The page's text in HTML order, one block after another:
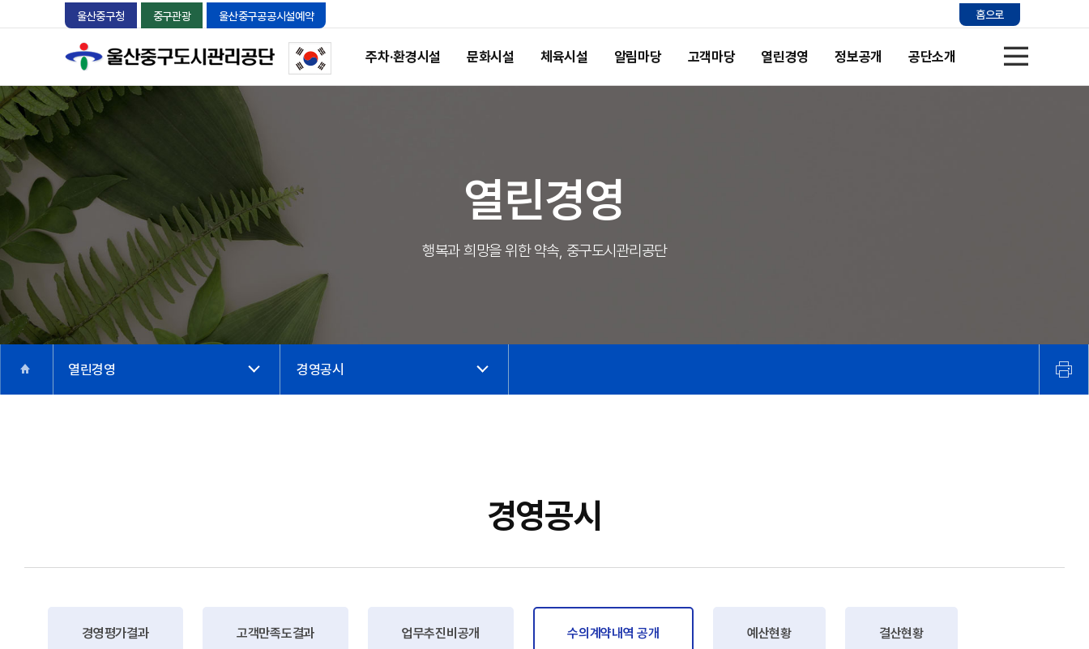
울산중구청 중구관광 울산중구공공시설예약 홈으로
주차·환경시설 문화시설 체육시설 알림마당 고객마당 열린경영 정보공개 공단소개
열린경영
행복과 희망을 위한 약속, 중구도시관리공단
열린경영 경영공시
경영공시
경영평가결과 고객만족도결과 업무추진비공개 수의계약내역 공개 예산현황 결산현황